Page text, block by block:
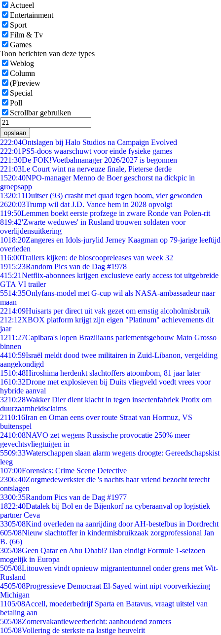
Actueel
Entertainment
Sport
Film & Tv
Games
Toon berichten van deze types
Weblog
Column
(P)review
Special
Poll
Scrollbar gebruiken
opslaan
222:04Ontslagen bij Halo Studios na Campaign Evolved
222:01PS5-doos waarschuwt voor einde fysieke games
221:30De FOK!Voetbalmanager 2026/2027 is begonnen
221:03Le Court wint na nerveuze finale, Pieterse derde
1520:40NPO-manager Menno de Boer geschorst na dickpic in
groepsapp
1320:11Duitser (93) crasht met quad tegen boom, vier gewonden
2620:03Trump wil dat J.D. Vance hem in 2028 opvolgt
119:50Lemmen boekt eerste profzege in zware Ronde van Polen-rit
819:42'Zwarte weduwes' in Rusland trouwen soldaten voor
overlijdensuitkering
1018:20Zangeres en Idols-jurylid Jerney Kaagman op 79-jarige leeftijd
overleden
116:00Trailers kijken: de bioscoopreleases van week 32
1915:23Random Pics van de Dag #1978
415:21Netflix-abonnees krijgen exclusieve early access tot uitgebreide
GTA VI trailer
5514:35Onlyfans-model met G-cup wil als NASA-ambassadeur naar
maan
2214:09Huisarts per direct uit vak gezet om ernstig alcoholmisbruik
212:12XBOX platform krijgt zijn eigen "Platinum" achievements dit
jaar
1211:27Capibara's lopen Braziliaans parlementsgebouw Mato Grosso
binnen
4410:59Israël meldt dood twee militairen in Zuid-Libanon, vergelding
aangekondigd
1510:48Hiroshima herdenkt slachtoffers atoombom, 81 jaar later
1610:32Drone met explosieven bij Duits vliegveld voedt vrees voor
hybride aanval
3210:28Wakker Dier dient klacht in tegen insectenfabriek Protix om
duurzaamheidsclaims
2110:16Iran en Oman eens over route Straat van Hormuz, VS
buitenspel
2410:08NAVO zet wegens Russische provocatie 250% meer
gevechtsvliegtuigen in
5509:33Waterschappen slaan alarm wegens droogte: Gereedschapskist
leeg
107:00Forensics: Crime Scene Detective
2306:40Zorgmedewerkster die 's nachts haar vriend bezocht terecht
ontslagen
3300:35Random Pics van de Dag #1977
1822:40Datalek bij Bol en de Bijenkorf na cyberaanval op logistiek
partner Ceva
3305/08Kind overleden na aanrijding door AH-bestelbus in Dordrecht
605/08Nieuw slachtoffer in kindermisbruikzaak zorgprofessional Jan
B. (66)
305/08Geen Qatar en Abu Dhabi? Dan eindigt Formule 1-seizoen
mogelijk in Europa
505/08Litouwen vindt opnieuw migrantentunnel onder grens met Wit-
Rusland
4505/08Progressieve Democraat El-Sayed wint nipt voorverkiezing
Michigan
1105/08Accell, moederbedrijf Sparta en Batavus, vraagt uitstel van
betaling aan
505/08Zomervakantieweerbericht: aanhoudend zomers
105/08Vollering de sterkste na lastige heuvelrit